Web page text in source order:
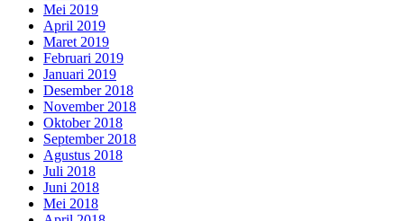
Mei 2019
April 2019
Maret 2019
Februari 2019
Januari 2019
Desember 2018
November 2018
Oktober 2018
September 2018
Agustus 2018
Juli 2018
Juni 2018
Mei 2018